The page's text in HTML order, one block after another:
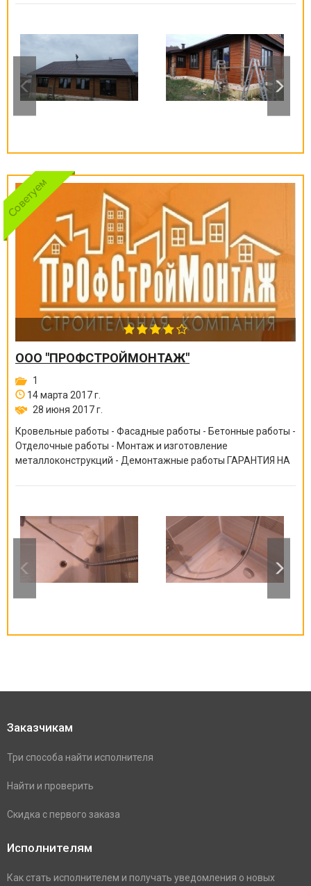
другое.
ООО "ПРОФСТРОЙМОНТАЖ"
1
14 марта 2017 г.
28 июня 2017 г.
Кровельные работы - Фасадные работы - Бетонные работы -
Отделочные работы - Монтаж и изготовление
металлоконструкций - Демонтажные работы ГАРАНТИЯ НА
Заказчикам
Три способа найти исполнителя
Найти и проверить
Скидка с первого заказа
Исполнителям
Как стать исполнителем и получать уведомления о новых